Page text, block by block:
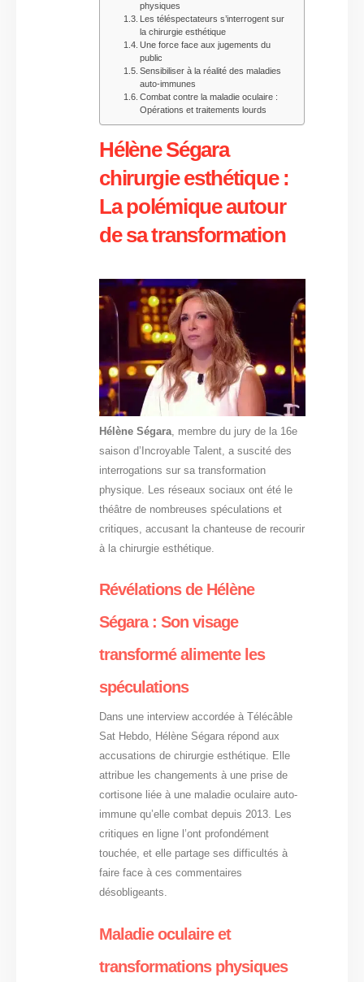
physiques
Les téléspectateurs s’interrogent sur
la chirurgie esthétique
Une force face aux jugements du
public
Sensibiliser à la réalité des maladies
auto-immunes
Combat contre la maladie oculaire :
Opérations et traitements lourds
Hélène Ségara
chirurgie esthétique :
La polémique autour
de sa transformation
Hélène Ségara , membre du jury de la 16e
saison d’Incroyable Talent, a suscité des
interrogations sur sa transformation
physique. Les réseaux sociaux ont été le
théâtre de nombreuses spéculations et
critiques, accusant la chanteuse de recourir
à la chirurgie esthétique.
Révélations de Hélène
Ségara : Son visage
transformé alimente les
spéculations
Dans une interview accordée à Télécâble
Sat Hebdo, Hélène Ségara répond aux
accusations de chirurgie esthétique. Elle
attribue les changements à une prise de
cortisone liée à une maladie oculaire auto-
immune qu’elle combat depuis 2013. Les
critiques en ligne l’ont profondément
touchée, et elle partage ses difficultés à
faire face à ces commentaires
désobligeants.
Maladie oculaire et
transformations physiques